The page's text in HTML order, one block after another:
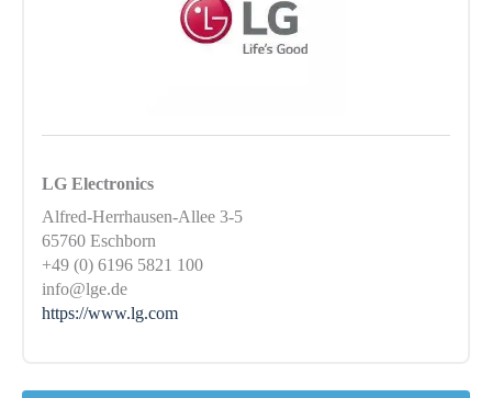
LG Electronics
Alfred-Herrhausen-Allee 3-5
65760 Eschborn
+49 (0) 6196 5821 100
info@lge.de
https://www.lg.com